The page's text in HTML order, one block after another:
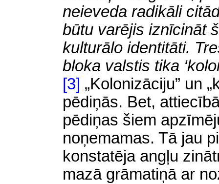
neieveda radikāli
būtu varējis iznīcināt
kulturālo identitāti.
bloka valstis tika
[3] „Kolonizāciju” un
pēdiņās. Bet,
pēdiņas šiem
noņemamas. Tā jau
konstatēja angļu
mazā grāmatiņā ar